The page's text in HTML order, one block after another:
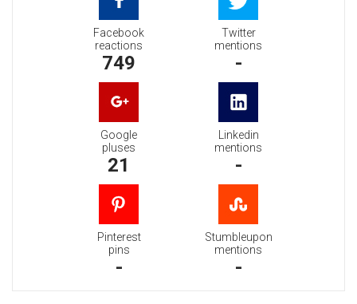
Facebook
reactions
749
Twitter
mentions
-
Google
pluses
21
Linkedin
mentions
-
Pinterest
pins
-
Stumbleupon
mentions
-